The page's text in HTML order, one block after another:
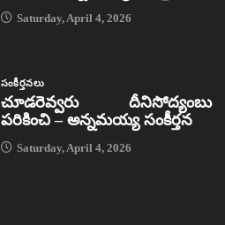
Saturday, April 4, 2026
సంకీర్తనలు
చూడరెవ్వరు దీనిసోద్యంబు
పరికించి – అన్నమయ్య సంకీర్తన
Saturday, April 4, 2026